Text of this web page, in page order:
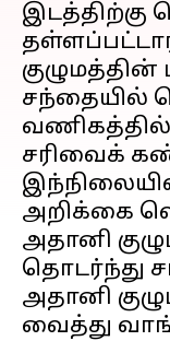
இடத்திற்கு
சந்தையில்
வணிகத்தில்
சரிவைக்
அறிக்கை
அதானி
தொடர்ந்து
அதானி
வைத்து